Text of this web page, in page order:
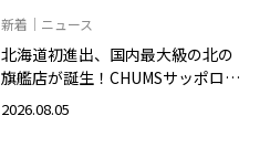
新着｜ニュース
北海道初進出、国内最大級の北の
旗艦店が誕生！CHUMSサッポロフ
ァクトリー店 2026年10月23日
2026.08.05